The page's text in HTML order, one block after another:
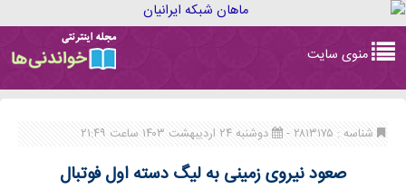
navigation
منوی سایت
شناسه : ۲۸۱۳۱۷۵ - دوشنبه ۲۴ اردیبهشت ۱۴۰۳ ساعت ۲۱:۴۹
صعود نیروی زمینی به لیگ دسته اول فوتبال